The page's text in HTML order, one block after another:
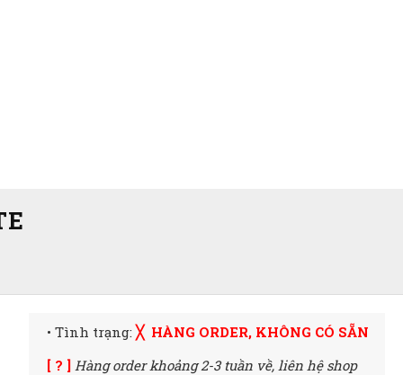
• Tình trạng:╳ HÀNG ORDER, KHÔNG CÓ SẴN
[ ? ] Hàng order khoảng 2-3 tuần về,liên hệ shop